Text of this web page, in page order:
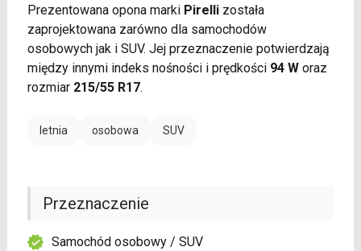
Prezentowana opona marki Pirellizostała
zaprojektowana zarówno dla samochodów
osobowych jak i SUV. Jej przeznaczenie potwierdzają
między innymi indeks nośności i prędkości 94 Woraz
rozmiar 215/55 R17.
letnia osobowa SUV
Przeznaczenie
Samochód osobowy / SUV